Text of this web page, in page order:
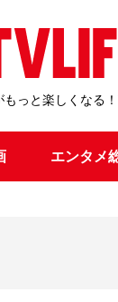
もっと楽しくなる
エンタメ